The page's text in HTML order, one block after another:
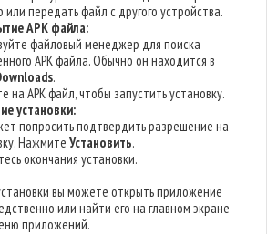
или передать файл с другого устройства.
APK файла:
файловый менеджер для поиска
APK файла. Обычно он находится в
.
на APK файл, чтобы запустить установку.
установки:
попросить подтвердить разрешение на
НажмитеУстановить.
окончания установки.
вы можете открыть приложение
или найти его на главном экране
приложений.